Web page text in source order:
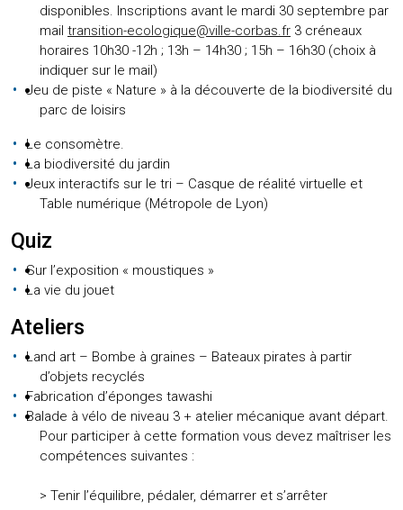
disponibles. Inscriptions avant le mardi 30 septembre par
mail transition-ecologique@ville-corbas.fr 3 créneaux
horaires 10h30 -12h ; 13h – 14h30 ; 15h – 16h30 (choix à
indiquer sur le mail)
Jeu de piste « Nature » à la découverte de la biodiversité du
parc de loisirs
Le consomètre.
La biodiversité du jardin
Jeux interactifs sur le tri – Casque de réalité virtuelle et
Table numérique (Métropole de Lyon)
Quiz
Sur l’exposition « moustiques »
La vie du jouet
Ateliers
Land art – Bombe à graines – Bateaux pirates à partir
d’objets recyclés
Fabrication d’éponges tawashi
Balade à vélo de niveau 3 + atelier mécanique avant départ.
Pour participer à cette formation vous devez maîtriser les
compétences suivantes :
> Tenir l’équilibre, pédaler, démarrer et s’arrêter